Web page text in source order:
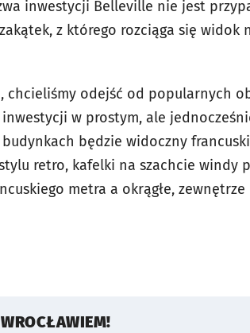
inwestycji Belleville nie jest
z którego rozciąga się widok
chcieliśmy odejść od popularnych
w prostym, ale
będzie widoczny
retro, kafelki na szachcie windy
metra a okrągłe,